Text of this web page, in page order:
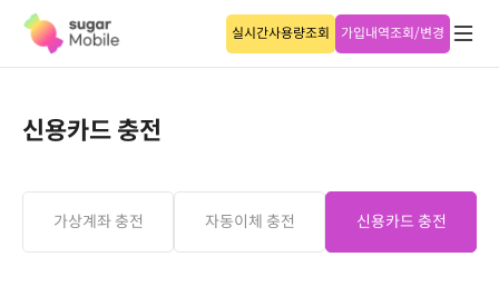
실시간사용량조회 가입내역조회/변경
신용카드 충전
가상계좌 충전 자동이체 충전 신용카드 충전